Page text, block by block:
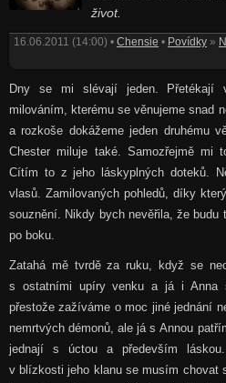
život.
16.06.2011 (14:00) •Chensie • Povídky »
Dny se mi slévají jeden. Přetékají
milováním, kterému se věnujeme snad
a rozkoše dokážeme jeden druhému
Chester miluje také. Samozřejmě mi
Cítím to z jeho láskyplných doteků.
vlasů. Zamilovaných pohledů, díky
souznění. Nikdy bych nevěřila, že
po boku.
Zatahá mě tvrdě za ruku, když se
s ostatními upíry venku a já i Anna
přestože zažíváme o moc jiné jednání
nemrtvých démonů, ale já s Annou
jednají s úctou a především
v blízkosti jeho klanu se musím chovat